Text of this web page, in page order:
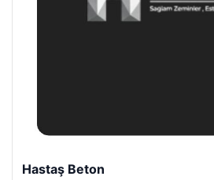
Prenses Night Club